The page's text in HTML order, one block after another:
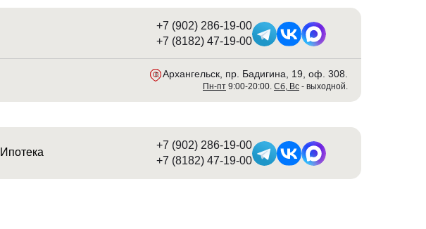
Пн-пт 9:00-20:00. Сб, Вс - выходной.
г. Архангельск, пр. Бадигина, 19, оф. 308
+7 (902) 286-19-00
+7 (8182) 47-19-00
Ипотека
+7 (902) 286-19-00
+7 (8182) 47-19-00